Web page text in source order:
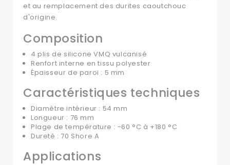
et au remplacement des durites caoutchouc
d'origine.
Composition
4 plis de silicone VMQ vulcanisé
Renfort interne en tissu polyester
Épaisseur de paroi : 5 mm
Caractéristiques techniques
Diamètre intérieur : 54 mm
Longueur : 76 mm
Plage de température : -60 °C à +180 °C
Dureté : 70 Shore A
Applications